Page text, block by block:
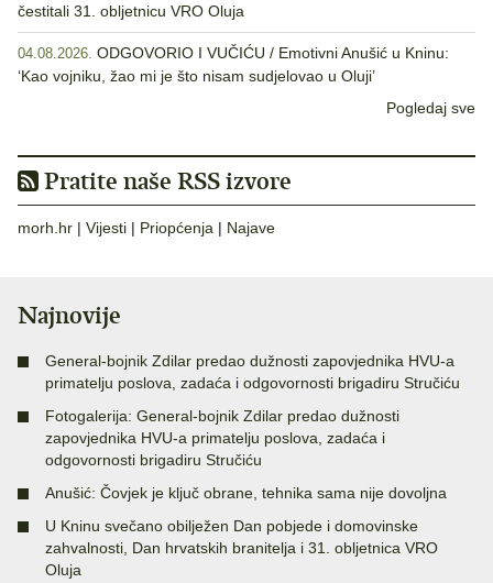
čestitali 31. obljetnicu VRO Oluja
04.08.2026. ODGOVORIO I VUČIĆU / Emotivni Anušić u Kninu:
‘Kao vojniku, žao mi je što nisam sudjelovao u Oluji’
Pogledaj sve
Pratite naše RSS izvore
morh.hr | Vijesti | Priopćenja | Najave
Najnovije
General-bojnik Zdilar predao dužnosti zapovjednika HVU-a
primatelju poslova, zadaća i odgovornosti brigadiru Stručiću
Fotogalerija: General-bojnik Zdilar predao dužnosti
zapovjednika HVU-a primatelju poslova, zadaća i
odgovornosti brigadiru Stručiću
Anušić: Čovjek je ključ obrane, tehnika sama nije dovoljna
U Kninu svečano obilježen Dan pobjede i domovinske
zahvalnosti, Dan hrvatskih branitelja i 31. obljetnica VRO
Oluja